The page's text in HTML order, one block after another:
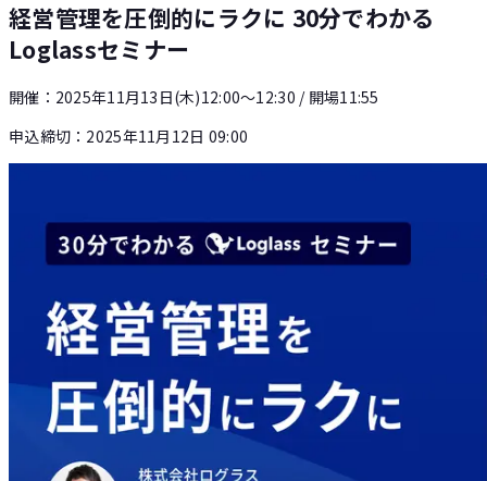
経営管理を圧倒的にラクに 30分でわかる
Loglassセミナー
開催： 2025年11月13日(木)12:00〜12:30 / 開場11:55
申込締切： 2025年11月12日 09:00